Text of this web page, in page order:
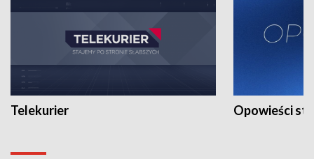
Telekurier Opowieści